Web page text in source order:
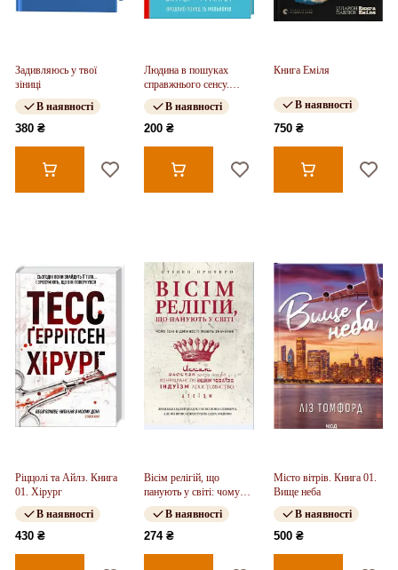
Задивляюсь у твої
зіниці
В наявності
380 ₴
Людина в пошуках
справжнього сенсу.
Психолог у концтаборі
В наявності
200 ₴
Книга Еміля
В наявності
750 ₴
Ріццолі та Айлз. Книга
01. Хірург
В наявності
430 ₴
Вісім релігій, що
панують у світі: чому
їхні відмінності мають
значенняВ наявності
274 ₴
Місто вітрів. Книга 01.
Вище неба
В наявності
500 ₴